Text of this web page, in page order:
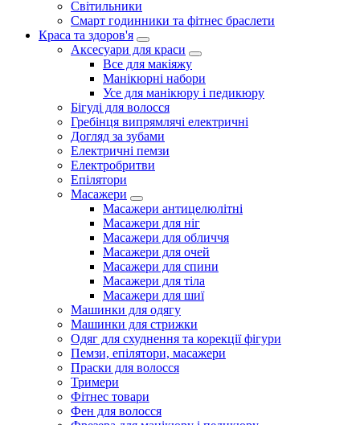
Світильники
Смарт годинники та фітнес браслети
Краса та здоров'я
Аксесуари для краси
Все для макіяжу
Манікюрні набори
Усе для манікюру і педикюру
Бігуді для волосся
Гребінця випрямлячі електричні
Догляд за зубами
Електричні пемзи
Електробритви
Епілятори
Масажери
Масажери антицелюлітні
Масажери для ніг
Масажери для обличчя
Масажери для очей
Масажери для спини
Масажери для тіла
Масажери для шиї
Машинки для одягу
Машинки для стрижки
Одяг для схуднення та корекції фігури
Пемзи, епілятори, масажери
Праски для волосся
Тримери
Фітнес товари
Фен для волосся